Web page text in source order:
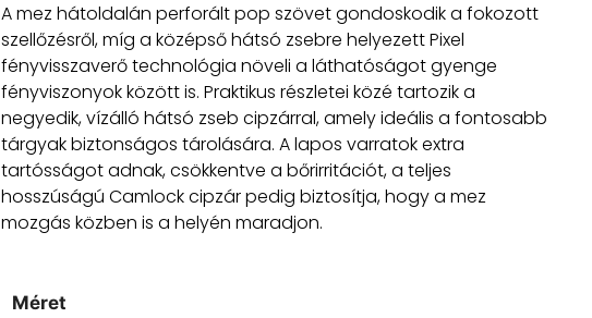
A mez hátoldalán perforált pop szövet gondoskodik a fokozott
szellőzésről, míg a középső hátsó zsebre helyezett Pixel
fényvisszaverő technológia növeli a láthatóságot gyenge
fényviszonyok között is. Praktikus részletei közé tartozik a
negyedik, vízálló hátsó zseb cipzárral, amely ideális a fontosabb
tárgyak biztonságos tárolására. A lapos varratok extra
tartósságot adnak, csökkentve a bőrirritációt, a teljes
hosszúságú Camlock cipzár pedig biztosítja, hogy a mez
mozgás közben is a helyén maradjon.
Méret